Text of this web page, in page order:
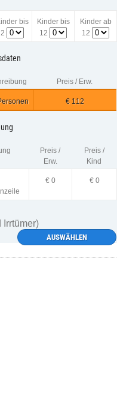
bis
2
Kinder bis
12
Kinder ab
12
Preis / Erw.
€ 112
Preis /
Erw.
Preis /
Kind
€ 0 € 0
Irrtümer)
AUSWÄHLEN